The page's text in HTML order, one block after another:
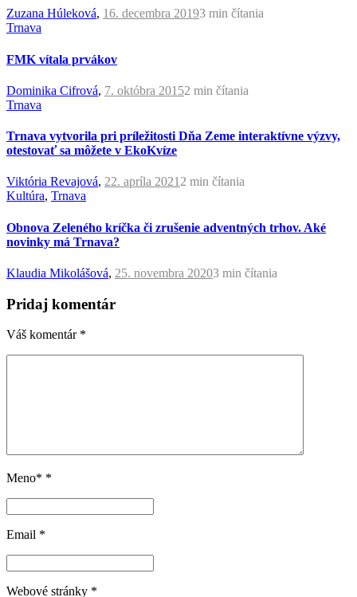
Zuzana Húleková, 16. decembra 20193 min čítania
Trnava
FMK vítala prvákov
Dominika Cifrová, 7. októbra 20152 min čítania
Trnava
Trnava vytvorila pri príležitosti Dňa Zeme interaktívne výzvy,
otestovať sa môžete v EkoKvíze
Viktória Revajová, 22. apríla 20212 min čítania
Kultúra, Trnava
Obnova Zeleného kríčka či zrušenie adventných trhov. Aké
novinky má Trnava?
Klaudia Mikolášová, 25. novembra 20203 min čítania
Pridaj komentár
Váš komentár *
Meno* *
Email *
Webové stránky *